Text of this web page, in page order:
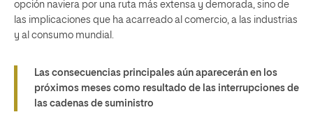
opción naviera por una ruta más extensa y demorada, sino de
las implicaciones que ha acarreado al comercio, a las industrias
y al consumo mundial.
Las consecuencias principales aún aparecerán en los
próximos meses como resultado de las interrupciones de
las cadenas de suministro